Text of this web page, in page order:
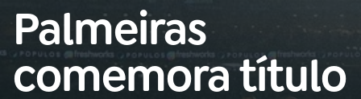
Buscar
na
Rádio
Nacional
AO VIVO
Palmeiras
comemora título